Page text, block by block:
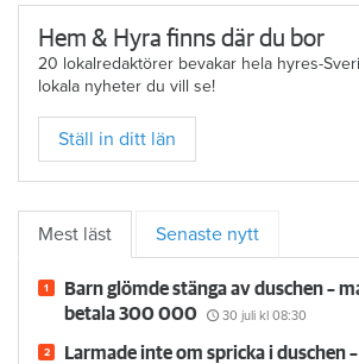
Hem & Hyra finns där du bor
20 lokalredaktörer bevakar hela hyres-
lokala nyheter du vill se!
Ställ in ditt län
Mest läst Senaste nytt
Barn glömde stänga av duschen –
betala 300 000
30 juli kl 08:30
Larmade inte om spricka i duschen